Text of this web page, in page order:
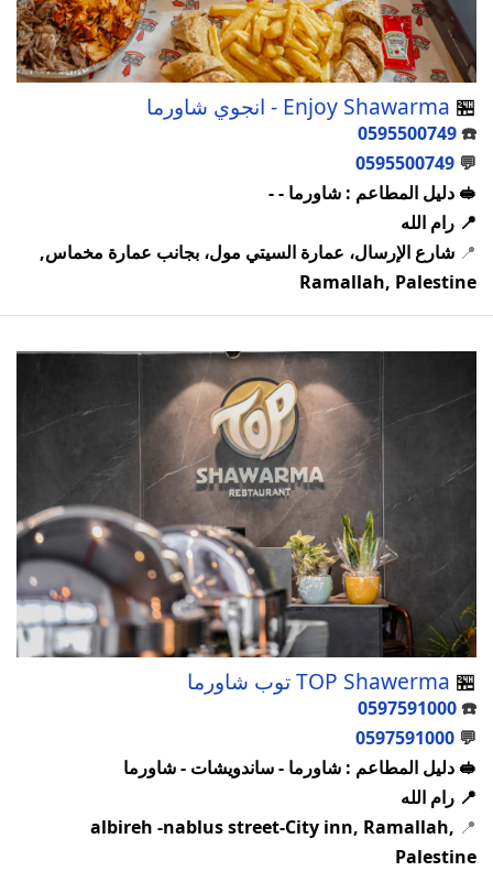
🏪 Enjoy Shawarma - انجوي شاورما
☎️
0595500749
💬
0595500749
🥪 دليل المطاعم : شاورما - -
📍 رام الله
📍 شارع الإرسال، عمارة السيتي مول، بجانب عمارة مخماس,
Ramallah, Palestine
🏪 TOP Shawerma توب شاورما
☎️
0597591000
💬
0597591000
🥪 دليل المطاعم : شاورما - ساندويشات - شاورما
📍 رام الله
📍
albireh -nablus street-City inn, Ramallah,
Palestine